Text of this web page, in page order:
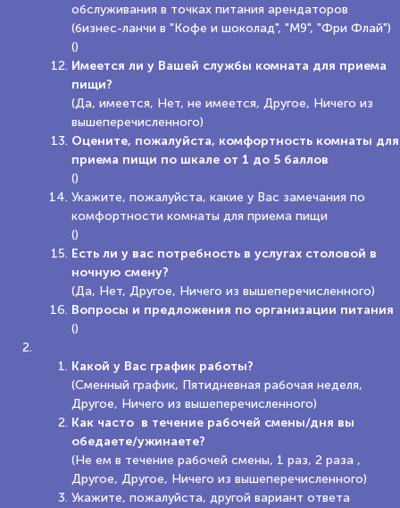
обслуживания в точках питания арендаторов
(бизнес-ланчи в "Кофе и шоколад", "М9", "Фри Флай")
()
Имеется ли у Вашей службы комната для приема
пищи?
(Да, имеется, Нет, не имеется, Другое, Ничего из
вышеперечисленного)
Оцените, пожалуйста, комфортность комнаты для
приема пищи по шкале от 1 до 5 баллов
()
Укажите, пожалуйста, какие у Вас замечания по
комфортности комнаты для приема пищи
()
Есть ли у вас потребность в услугах столовой в
ночную смену?
(Да, Нет, Другое, Ничего из вышеперечисленного)
Вопросы и предложения по организации питания
()
Какой у Вас график работы?
(Сменный график, Пятидневная рабочая неделя,
Другое, Ничего из вышеперечисленного)
Как часто в течение рабочей смены/дня вы
обедаете/ужинаете?
(Не ем в течение рабочей смены, 1 раз, 2 раза ,
Другое, Другое, Ничего из вышеперечисленного)
Укажите, пожалуйста, другой вариант ответа